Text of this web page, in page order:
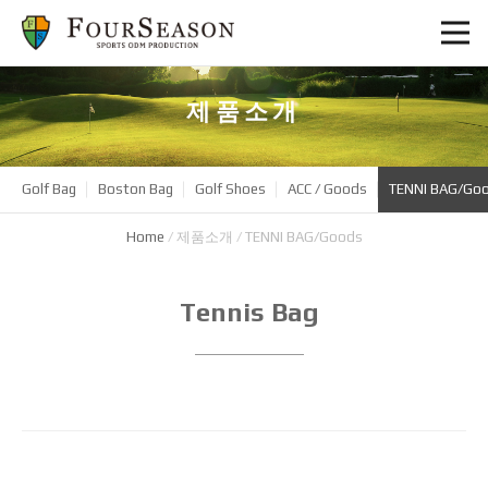
제품소개
Golf Bag Boston Bag Golf Shoes ACC / Goods TENNI BAG/
Home / 제품소개 / TENNI BAG/Goods
Tennis Bag